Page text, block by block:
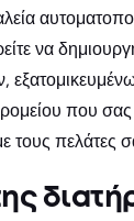
να
που
τους πελάτες